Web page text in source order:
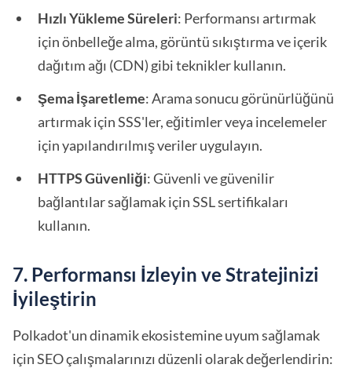
Hızlı Yükleme Süreleri: Performansı artırmak
için önbelleğe alma, görüntü sıkıştırma ve içerik
dağıtım ağı (CDN) gibi teknikler kullanın.
Şema İşaretleme: Arama sonucu görünürlüğünü
artırmak için SSS'ler, eğitimler veya incelemeler
için yapılandırılmış veriler uygulayın.
HTTPS Güvenliği: Güvenli ve güvenilir
bağlantılar sağlamak için SSL sertifikaları
kullanın.
7. Performansı İzleyin ve Stratejinizi
İyileştirin
Polkadot'un dinamik ekosistemine uyum sağlamak
için SEO çalışmalarınızı düzenli olarak değerlendirin: